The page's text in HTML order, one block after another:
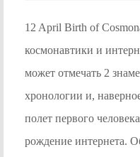
12 April Birth of
космонавтики и
может отмечать 2
хронологии и,
полет первого
рождение интернета.